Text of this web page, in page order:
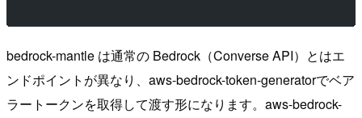
bedrock-mantle は通常の Bedrock（Converse API）とはエ
ンドポイントが異なり、aws-bedrock-token-generatorでベア
ラートークンを取得して渡す形になります。aws-bedrock-